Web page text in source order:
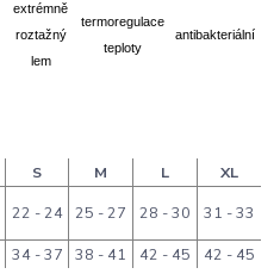
extrémně
roztažný
lem
termoregulace
teploty
antibakteriální
S M L
XL
22 - 24 25 - 27 28 - 30 31 - 33
34 - 37 38 - 41 42 - 45 42 - 45